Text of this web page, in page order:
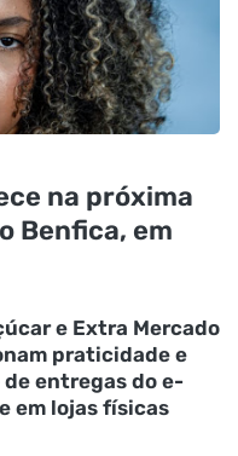
na próxima
Benfica, em
e Extra Mercado
praticidade e
entregas do e-
em lojas físicas